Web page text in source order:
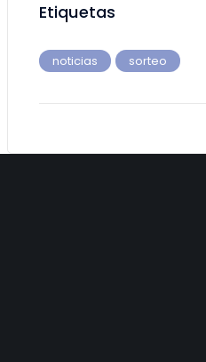
Etiquetas
noticias sorteo